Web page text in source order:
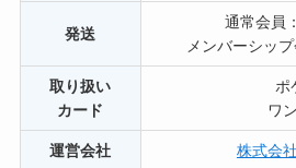
発送
通常会員
メンバーシッ
取り扱い
カード
ポ
ワ
運営会社 株式会